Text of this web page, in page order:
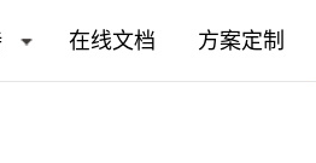
在线文档 方案定制